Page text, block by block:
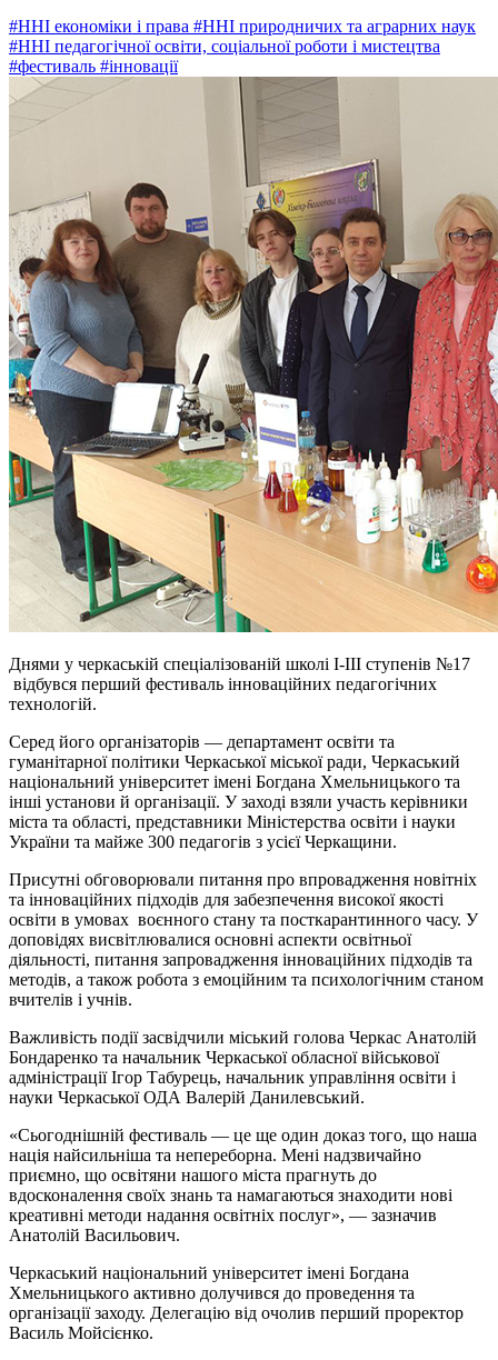
#ННІ економіки і права #ННІ природничих та аграрних наук
#ННІ педагогічної освіти, соціальної роботи і мистецтва
#фестиваль #інновації
Днями у черкаській спеціалізованій школі І-ІІІ ступенів №17
відбувся перший фестиваль інноваційних педагогічних
технологій.
Серед його організаторів — департамент освіти та
гуманітарної політики Черкаської міської ради, Черкаський
національний університет імені Богдана Хмельницького та
інші установи й організації. У заході взяли участь керівники
міста та області, представники Міністерства освіти і науки
України та майже 300 педагогів з усієї Черкащини.
Присутні обговорювали питання про впровадження новітніх
та інноваційних підходів для забезпечення високої якості
освіти в умовах воєнного стану та посткарантинного часу. У
доповідях висвітлювалися основні аспекти освітньої
діяльності, питання запровадження інноваційних підходів та
методів, а також робота з емоційним та психологічним станом
вчителів і учнів.
Важливість події засвідчили міський голова Черкас Анатолій
Бондаренко та начальник Черкаської обласної військової
адміністрації Ігор Табурець, начальник управління освіти і
науки Черкаської ОДА Валерій Данилевський.
«Сьогоднішній фестиваль — це ще один доказ того, що наша
нація найсильніша та непереборна. Мені надзвичайно
приємно, що освітяни нашого міста прагнуть до
вдосконалення своїх знань та намагаються знаходити нові
креативні методи надання освітніх послуг», — зазначив
Анатолій Васильович.
Черкаський національний університет імені Богдана
Хмельницького активно долучився до проведення та
організації заходу. Делегацію від очолив перший проректор
Василь Мойсієнко.